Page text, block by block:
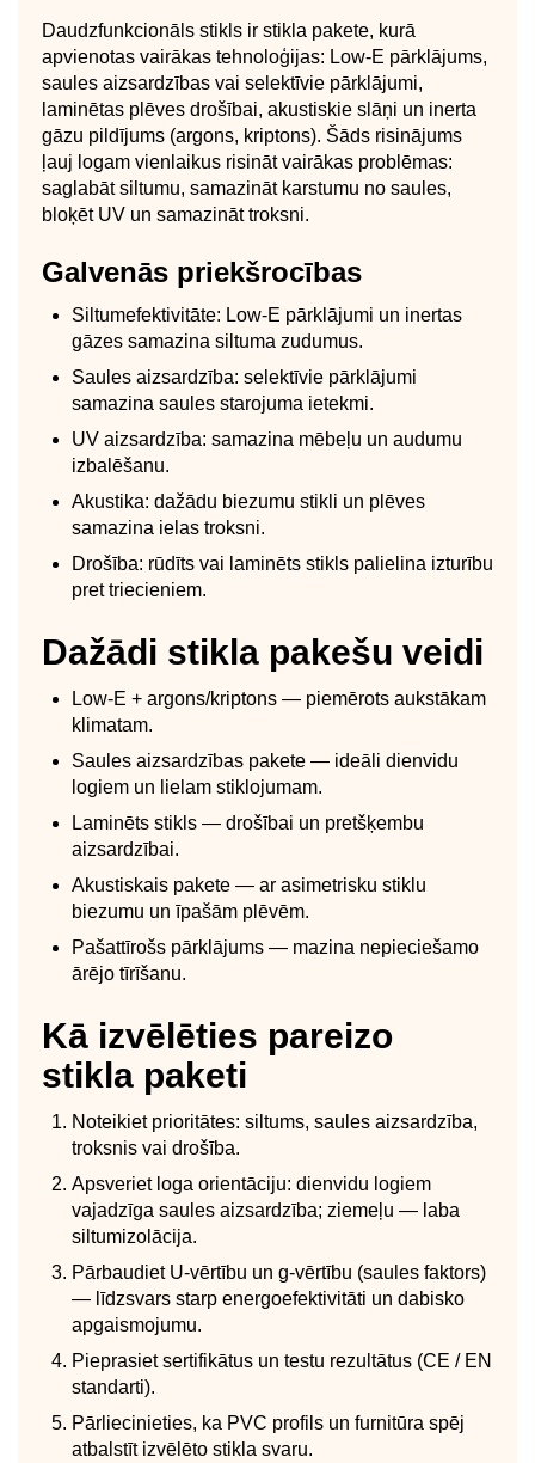
Daudzfunkcionāls stikls ir stikla pakete, kurā
apvienotas vairākas tehnoloģijas: Low-E pārklājums,
saules aizsardzības vai selektīvie pārklājumi,
laminētas plēves drošībai, akustiskie slāņi un inerta
gāzu pildījums (argons, kriptons). Šāds risinājums
ļauj logam vienlaikus risināt vairākas problēmas:
saglabāt siltumu, samazināt karstumu no saules,
bloķēt UV un samazināt troksni.
Galvenās priekšrocības
Siltumefektivitāte: Low-E pārklājumi un inertas
gāzes samazina siltuma zudumus.
Saules aizsardzība: selektīvie pārklājumi
samazina saules starojuma ietekmi.
UV aizsardzība: samazina mēbeļu un audumu
izbalēšanu.
Akustika: dažādu biezumu stikli un plēves
samazina ielas troksni.
Drošība: rūdīts vai laminēts stikls palielina izturību
pret triecieniem.
Dažādi stikla pakešu veidi
Low-E + argons/kriptons — piemērots aukstākam
klimatam.
Saules aizsardzības pakete — ideāli dienvidu
logiem un lielam stiklojumam.
Laminēts stikls — drošībai un pretšķembu
aizsardzībai.
Akustiskais pakete — ar asimetrisku stiklu
biezumu un īpašām plēvēm.
Pašattīrošs pārklājums — mazina nepieciešamo
ārējo tīrīšanu.
Kā izvēlēties pareizo
stikla paketi
Noteikiet prioritātes: siltums, saules aizsardzība,
troksnis vai drošība.
Apsveriet loga orientāciju: dienvidu logiem
vajadzīga saules aizsardzība; ziemeļu — laba
siltumizolācija.
Pārbaudiet U-vērtību un g-vērtību (saules faktors)
— līdzsvars starp energoefektivitāti un dabisko
apgaismojumu.
Pieprasiet sertifikātus un testu rezultātus (CE / EN
standarti).
Pārliecinieties, ka PVC profils un furnitūra spēj
atbalstīt izvēlēto stikla svaru.